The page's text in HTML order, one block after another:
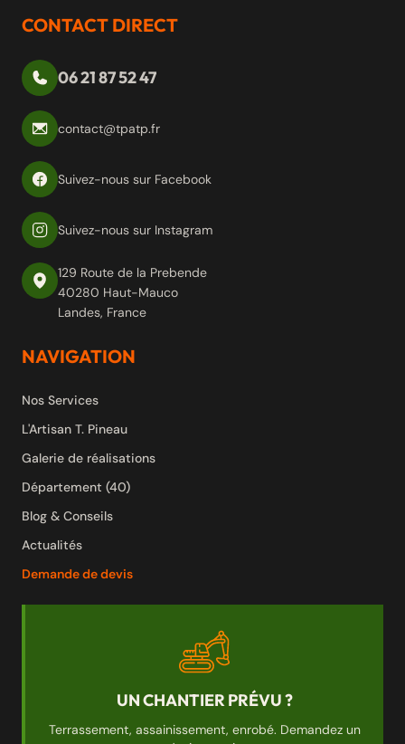
CONTACT DIRECT
06 21 87 52 47
contact@tpatp.fr
Suivez-nous sur Facebook
Suivez-nous sur Instagram
129 Route de la Prebende
40280 Haut-Mauco
Landes, France
NAVIGATION
Nos Services
L'Artisan T. Pineau
Galerie de réalisations
Département (40)
Blog & Conseils
Actualités
Demande de devis
UN CHANTIER PRÉVU ?
Terrassement, assainissement, enrobé. Demandez un